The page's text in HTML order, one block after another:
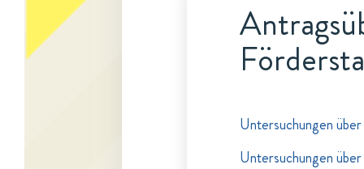
Untersuchungen
Untersuchungen